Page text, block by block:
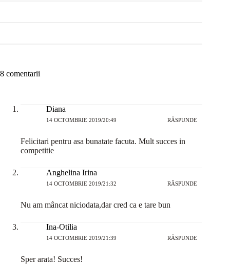
8 comentarii
Diana
14 OCTOMBRIE 2019/20:49 RĂSPUNDE
Felicitari pentru asa bunatate facuta. Mult succes in
competitie
Anghelina Irina
14 OCTOMBRIE 2019/21:32 RĂSPUNDE
Nu am mâncat niciodata,dar cred ca e tare bun
Ina-Otilia
14 OCTOMBRIE 2019/21:39 RĂSPUNDE
Sper arata! Succes!